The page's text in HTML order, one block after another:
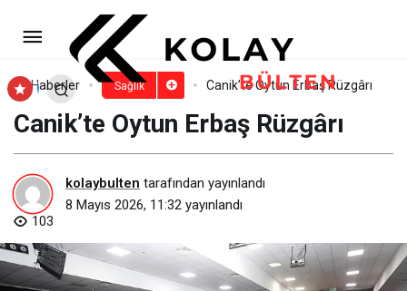
Haberler Sağlık Canik’te Oytun Erbaş Rüzgârı
Canik’te Oytun Erbaş Rüzgârı
kolaybulten tarafından yayınlandı
8 Mayıs 2026, 11:32 yayınlandı
103
İnmenin 3 kritik belirtisini ‘yüz,
kol, konuşma’ şifresiyle hatırlamak hayat
kurtarır!
Yorum Yap Paylaş